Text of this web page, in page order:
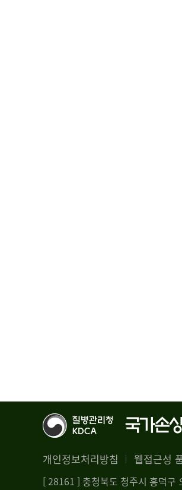
개인정보처리방침 웹접근성
[ 28161 ] 충청북도 청주시 흥덕구